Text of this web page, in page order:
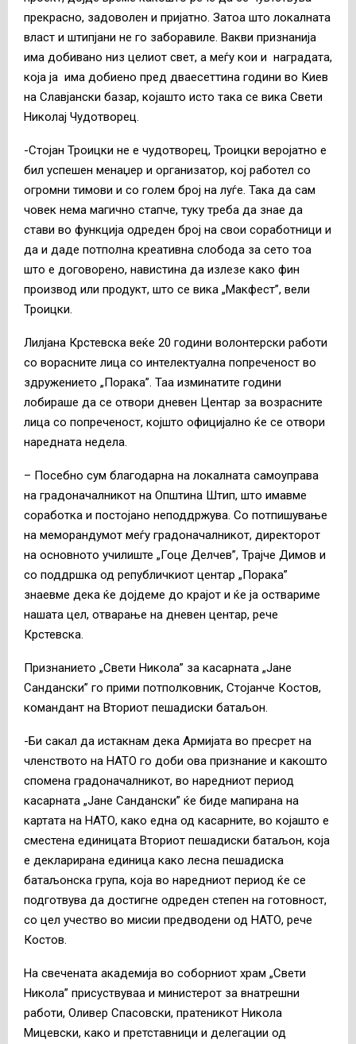
прекрасно, задоволен и пријатно. Затоа што локалната
власт и штипјани не го заборавиле. Вакви признанија
има добивано низ целиот свет, а меѓу кои и наградата,
која ја има добиено пред дваесеттина години во Киев
на Славјански базар, којашто исто така се вика Свети
Николај Чудотворец.
-Стојан Троицки не е чудотворец, Троицки веројатно е
бил успешен менаџер и организатор, кој работел со
огромни тимови и со голем број на луѓе. Така да сам
човек нема магично стапче, туку треба да знае да
стави во функција одреден број на свои соработници и
да и даде потполна креативна слобода за сето тоа
што е договорено, навистина да излезе како фин
производ или продукт, што се вика „Макфест”, вели
Троицки.
Лилјана Крстевска веќе 20 години волонтерски работи
со ворасните лица со интелектуална попреченост во
здружението „Порака”. Таа изминатите години
лобираше да се отвори дневен Центар за возрасните
лица со попреченост, којшто официјално ќе се отвори
наредната недела.
– Посебно сум благодарна на локалната самоуправа
на градоначалникот на Општина Штип, што имавме
соработка и постојано неподдржува. Со потпишување
на меморандумот меѓу градоначалникот, директорот
на основното училиште „Гоце Делчев”, Трајче Димов и
со поддршка од републичкиот центар „Порака”
знаевме дека ќе дојдеме до крајот и ќе ја оствариме
нашата цел, отварање на дневен центар, рече
Крстевска.
Признанието „Свети Никола” за касарната „Јане
Сандански” го прими потполковник, Стојанче Костов,
командант на Вториот пешадиски батаљон.
-Би сакал да истакнам дека Армијата во пресрет на
членството на НАТО го доби ова признание и какошто
спомена градоначалникот, во наредниот период
касарната „Јане Сандански” ќе биде мапирана на
картата на НАТО, како една од касарните, во којашто е
сместена единицата Вториот пешадиски батаљон, која
е декларирана единица како лесна пешадиска
батаљонска група, која во наредниот период ќе се
подготвува да достигне одреден степен на готовност,
со цел учество во мисии предводени од НАТО, рече
Костов.
На свечената академија во соборниот храм „Свети
Никола” присуствуваа и министерот за внатрешни
работи, Оливер Спасовски, пратеникот Никола
Мицевски, како и претставници и делегации од